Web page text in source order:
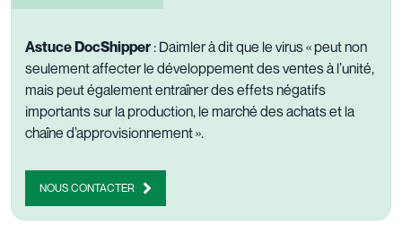
Astuce DocShipper : Daimler à dit que le virus « peut non
seulement affecter le développement des ventes à l’unité,
mais peut également entraîner des effets négatifs
importants sur la production, le marché des achats et la
chaîne d’approvisionnement ».
NOUS CONTACTER